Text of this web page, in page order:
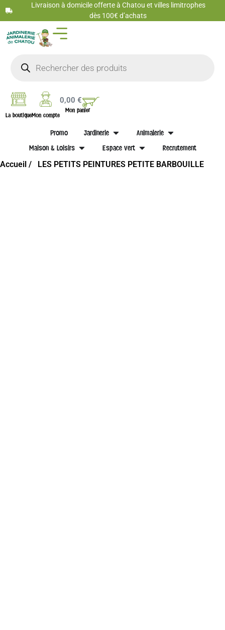
Livraison à domicile offerte à Chatou et villes limitrophes
dès 100€ d’achats
La boutiqueMon compte
0,00€
Mon panier
Promo Jardinerie
Animalerie
Maison & Loisirs
Espace vert Recrutement
Accueil / LES PETITS PEINTURES PETITE BARBOUILLE